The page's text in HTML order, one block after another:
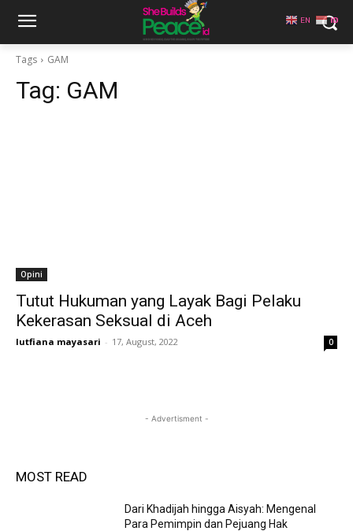
Tags GAM
Tag: GAM
Opini
Tutut Hukuman yang Layak Bagi Pelaku
Kekerasan Seksual di Aceh
lutfiana mayasari - 17, August, 2022 0
- Advertisment -
MOST READ
Dari Khadijah hingga Aisyah: Mengenal
Para Pemimpin dan Pejuang Hak
EN ID